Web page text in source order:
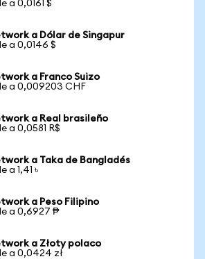
a 0,0161 $
a Dólar de Singapur
a 0,0146 $
a Franco Suizo
a 0,009203 CHF
a Real brasileño
a 0,0581 R$
a Taka de Bangladés
a 1,41 ৳
a Peso Filipino
a 0,6927 ₱
a Złoty polaco
a 0,0424 zł